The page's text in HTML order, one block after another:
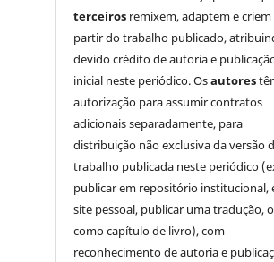
terceiros remixem, adaptem e criem
partir do trabalho publicado,
devido crédito de autoria e
inicial neste periódico. Osautores
autorização para assumir contratos
adicionais separadamente, para
distribuição não exclusiva da versão
trabalho publicada neste periódico
publicar em repositório institucional,
site pessoal, publicar uma tradução,
como capítulo de livro), com
reconhecimento de autoria e